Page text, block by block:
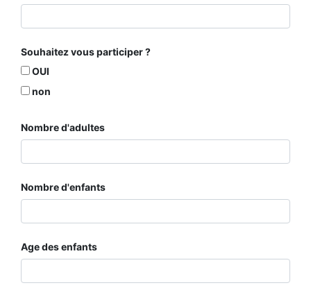
Souhaitez vous participer ?
OUI
non
Nombre d'adultes
Nombre d'enfants
Age des enfants